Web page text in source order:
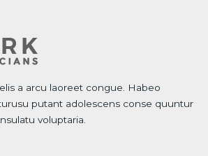
a arcu laoreet congue. Habeo
putant adolescens conse quuntur
voluptaria.